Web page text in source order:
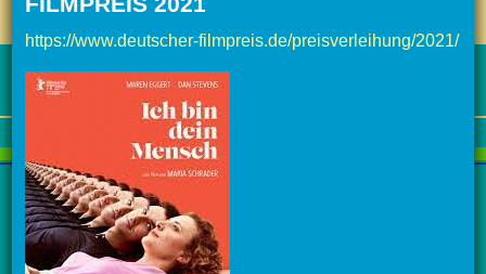
https://www.deutscher-filmpreis.de/preisverleihung/2021/